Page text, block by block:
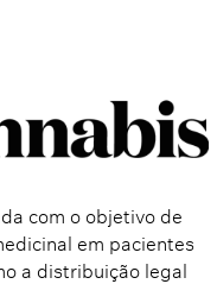
com o objetivo de
em pacientes
a distribuição legal